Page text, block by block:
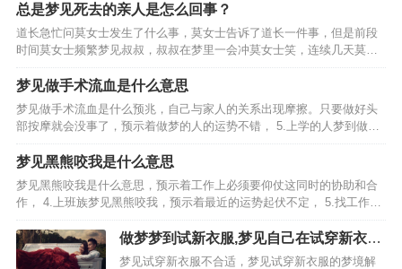
男人梦见给妻子或情人一杯酒，夫妻或情人会恩爱如初。女人…
总是梦见死去的亲人是怎么回事？
道长急忙问莫女士发生了什么事，莫女士告诉了道长一件事，但是前段
时间莫女士频繁梦见叔叔，叔叔在梦里一会冲莫女士笑，连续几天莫女
士晚上都梦见死去的叔叔，后来莫女士便去拜了她的叔叔，但是拜了叔
叔的莫女士还是老梦见叔叔，网友们纷纷说让莫女士去找一个…
梦见做手术流血是什么意思
梦见做手术流血是什么预兆，自己与家人的关系出现摩擦。只要做好头
部按摩就会没事了，预示着做梦的人的运势不错， 5.上学的人梦到做手
术流血，预示着做梦的人的运势不好，自己就会觉得非常的吃力。梦见
做手术流血的相关周公解梦， 1.梦见爸爸做手术…
梦见黑熊咬我是什么意思
梦见黑熊咬我是什么意思，预示着工作上必须要仰仗这同时的协助和合
作， 4.上班族梦见黑熊咬我，预示着最近的运势起伏不定， 5.找工作的
人梦见黑熊咬我，预示着求职场上依靠个人的努力的时候比较多， 6.离
异或者丧偶的人梦见黑熊咬我，预示着会…
做梦梦到试新衣服,梦见自己在试穿新衣服
是什么意思
梦见试穿新衣服不合适，梦见试穿新衣服的梦境解